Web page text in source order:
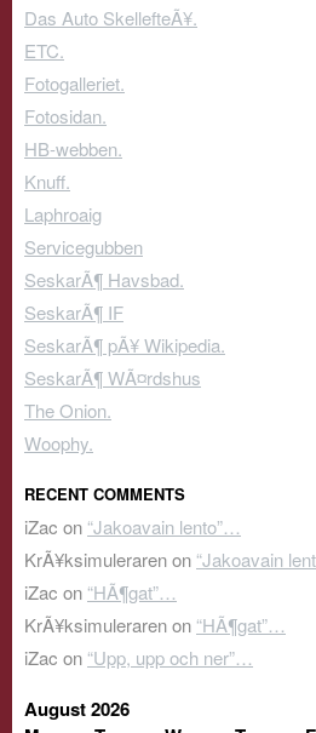
Das Auto SkellefteÃ¥.
ETC.
Fotogalleriet.
Fotosidan.
HB-webben.
Knuff.
Laphroaig
Servicegubben
SeskarÃ¶ Havsbad.
SeskarÃ¶ IF
SeskarÃ¶ pÃ¥ Wikipedia.
SeskarÃ¶ WÃ¤rdshus
The Onion.
Woophy.
RECENT COMMENTS
iZac on “Jakoavain lento”…
KrÃ¥ksimulerarenon “Jakoavain
iZac on “HÃ¶gat”…
KrÃ¥ksimulerarenon “HÃ¶gat”…
iZac on “Upp, upp och ner”…
August 2026